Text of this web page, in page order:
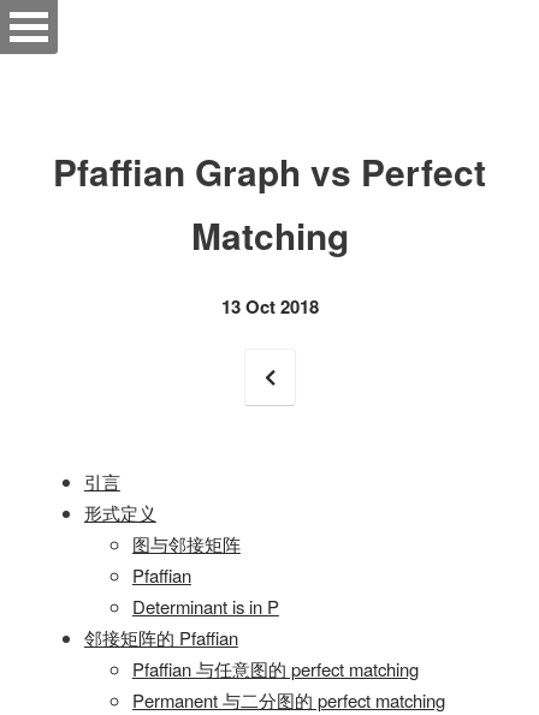
Pfaffian Graph vs Perfect
Matching
13 Oct 2018
引言
形式定义
图与邻接矩阵
Pfaffian
Determinant is in P
邻接矩阵的 Pfaffian
Pfaffian 与任意图的 perfect matching
Permanent 与二分图的 perfect matching